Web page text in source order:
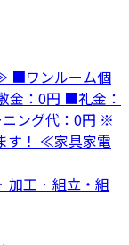
■ワンルーム個
：0円 ■礼金：
ング代：0円 ※
す！ ≪家具家電
加工 · 組立・組